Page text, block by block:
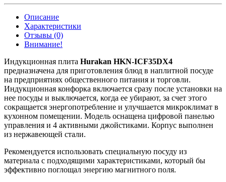
Описание
Характеристики
Отзывы (0)
Внимание!
Индукционная плита Hurakan HKN-ICF35DX4
предназначена для приготовления блюд в наплитной посуде
на предприятиях общественного питания и торговли.
Индукционная конфорка включается сразу после установки на
нее посуды и выключается, когда ее убирают, за счет этого
сокращается энергопотребление и улучшается микроклимат в
кухонном помещении. Модель оснащена цифровой панелью
управления и 4 активными джойстиками. Корпус выполнен
из нержавеющей стали.
Рекомендуется использовать специальную посуду из
материала с подходящими характеристиками, который бы
эффективно поглощал энергию магнитного поля.